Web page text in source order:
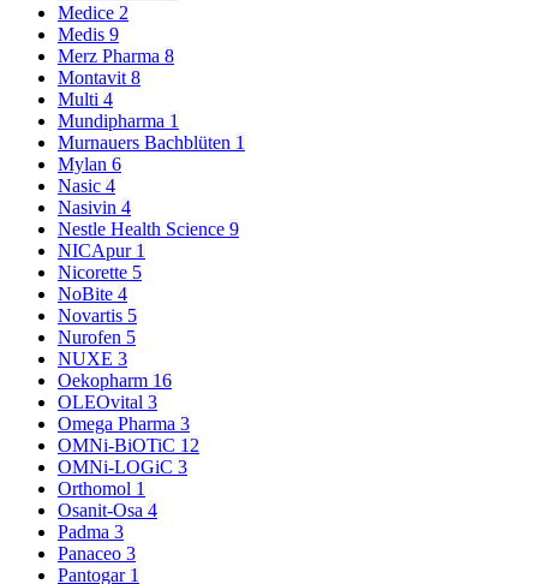
Medice 2
Medis 9
Merz Pharma 8
Montavit 8
Multi 4
Mundipharma 1
Murnauers Bachblüten 1
Mylan 6
Nasic 4
Nasivin 4
Nestle Health Science 9
NICApur 1
Nicorette 5
NoBite 4
Novartis 5
Nurofen 5
NUXE 3
Oekopharm 16
OLEOvital 3
Omega Pharma 3
OMNi-BiOTiC 12
OMNi-LOGiC 3
Orthomol 1
Osanit-Osa 4
Padma 3
Panaceo 3
Pantogar 1